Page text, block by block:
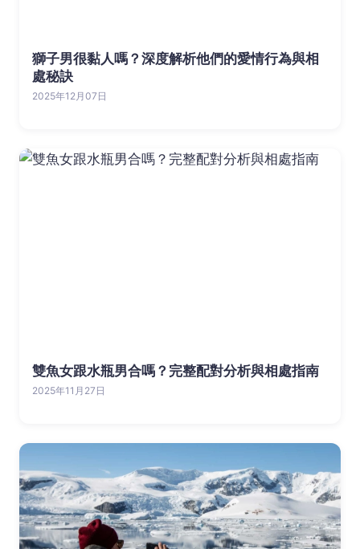
獅子男很黏人嗎？深度解析他們的愛情行為與相
處秘訣
2025年12月07日
雙魚女跟水瓶男合嗎？完整配對分析與相處指南
2025年11月27日